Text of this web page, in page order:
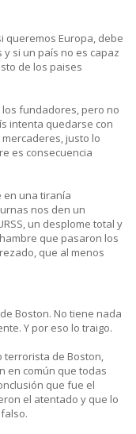
queremos Europa, debe
si un país no es capaz
de los paises
fundadores, pero no
intenta quedarse con
justo lo
es consecuencia
en una tiranía
nos den un
un desplome total y
que pasaron los
que al menos
Boston. No tiene nada
Y por eso lo traigo.
terrorista de Boston,
en común que todas
que fue el
el atentado y que lo